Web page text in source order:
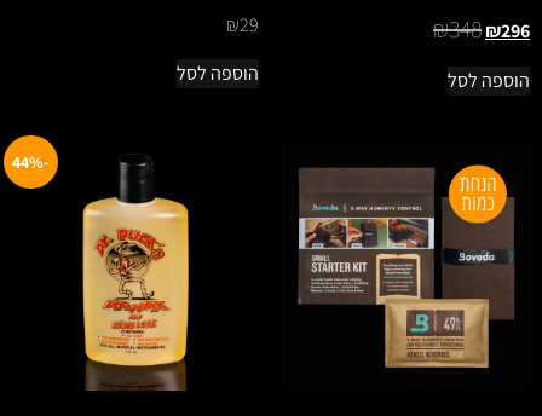
₪348₪296
הוספה לסל
₪29
הוספה לסל
-44%